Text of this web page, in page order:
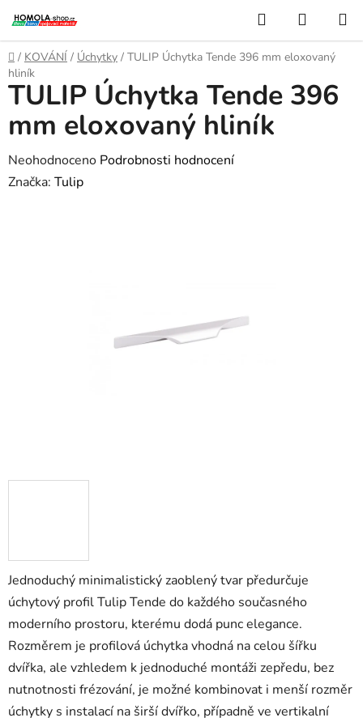
na
obsah
Hledat
KOŠÍK
Domů
/ KOVÁNÍ / Úchytky / TULIP Úchytka Tende 396 mm eloxovaný
hliník
Jednoduchý minimalistický zaoblený tvar předurčuje
úchytový profil Tulip Tende do každého současného
moderního prostoru, kterému dodá punc elegance.
Rozměrem je profilová úchytka vhodná na celou šířku
dvířka, ale vzhledem k jednoduché montáži zepředu, bez
nutnotnosti frézování, je možné kombinovat i menší rozměr
úchytky s instalací na širší dvířko, případně ve vertikalní
TULIP Úchytka Tende 396
mm eloxovaný hliník
Průměrné
hodnocení
Neohodnoceno Podrobnosti hodnocení
Značka: Tulip